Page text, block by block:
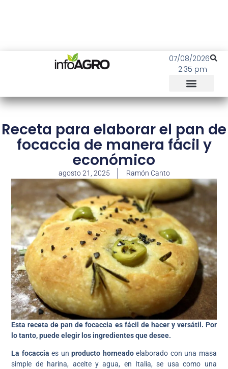
07/08/2026
2:35 pm
Receta para elaborar el pan de
focaccia de manera fácil y
económico
agosto 21, 2025 Ramón Canto
Esta receta de pan de focaccia es fácil de hacer y versátil. Por
lo tanto, puede elegir los ingredientes que desee.
La focacciaes unproducto horneadoelaborado con una masa
simple de harina, aceite y agua, en Italia, se usa como una